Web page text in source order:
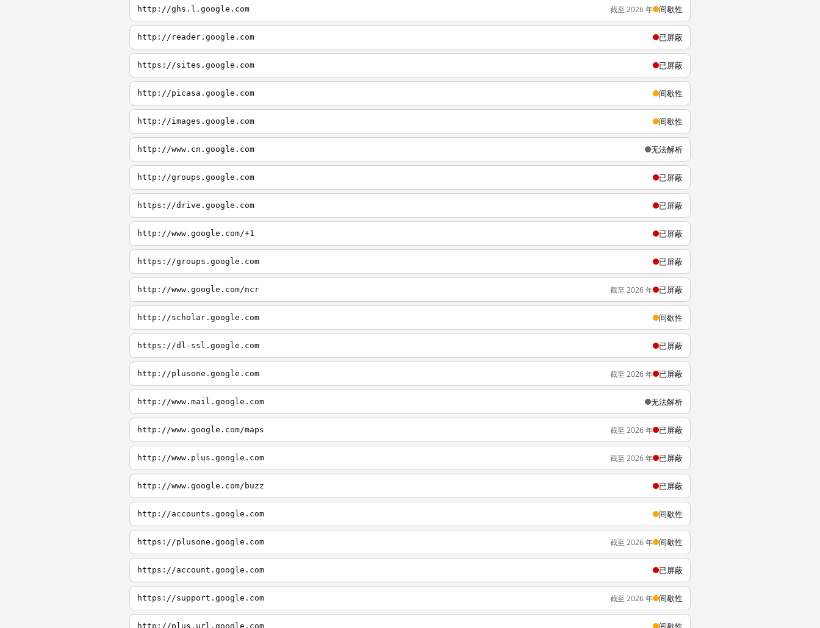
http://ghs.l.google.com 截至 2026 年 间歇性
http://reader.google.com 已屏蔽
https://sites.google.com 已屏蔽
http://picasa.google.com 间歇性
http://images.google.com 间歇性
http://www.cn.google.com 无法解析
http://groups.google.com 已屏蔽
https://drive.google.com 已屏蔽
http://www.google.com/+1 已屏蔽
https://groups.google.com 已屏蔽
http://www.google.com/ncr 截至 2026 年 已屏蔽
http://scholar.google.com 间歇性
https://dl-ssl.google.com 已屏蔽
http://plusone.google.com 截至 2026 年 已屏蔽
http://www.mail.google.com 无法解析
http://www.google.com/maps 截至 2026 年 已屏蔽
http://www.plus.google.com 截至 2026 年 已屏蔽
http://www.google.com/buzz 已屏蔽
http://accounts.google.com 间歇性
https://plusone.google.com 截至 2026 年 间歇性
https://account.google.com 已屏蔽
https://support.google.com 截至 2026 年 间歇性
http://plus.url.google.com